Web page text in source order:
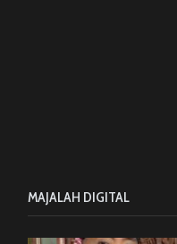
MAJALAH DIGITAL